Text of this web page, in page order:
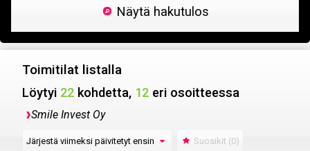
Näytä hakutulos
Toimitilat listalla
Löytyi 22 kohdetta, 12 eri osoitteessa
Smile Invest Oy
Järjestä viimeksi päivitetyt ensin Suosikit (0)